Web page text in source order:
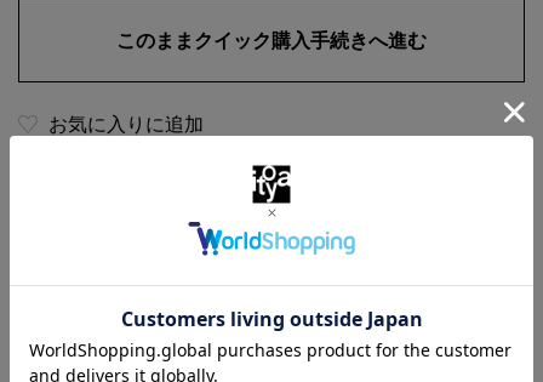
お気に入りに追加
返品・交換について
商品の特徴